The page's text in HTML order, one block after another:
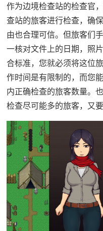
作为边境检查站的检查官
查站的旅客进行检查，确
由也合理可信。但旅客们
一核对文件上的日期，照
合标准，您就必须将这位
作时间是有限制的，而您
内正确检查的旅客数量。
检查尽可能多的旅客，又